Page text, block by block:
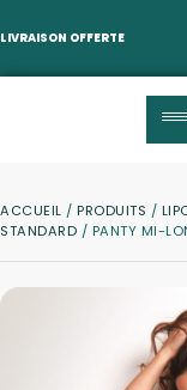
LIVRAISON OFFERTE
ACCUEIL / PRODUITS /
STANDARD / PANTY MI-